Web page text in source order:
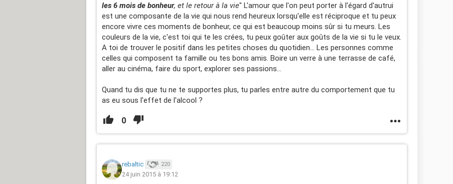
les 6 mois de bonheur, et le retour à la vie" L'amour que l'on peut porter à l'égard d'autrui
est une composante de la vie qui nous rend heureux lorsqu'elle est réciproque et tu peux
encore vivre ces moments de bonheur, ce qui est beaucoup moins sûr si tu meurs. Les
couleurs de la vie, c'est toi qui te les crées, tu peux goûter aux goûts de la vie si tu le veux.
A toi de trouver le positif dans les petites choses du quotidien... Les personnes comme
celles qui composent ta famille ou tes bons amis. Boire un verre à une terrasse de café,
aller au cinéma, faire du sport, explorer ses passions...
Quand tu dis que tu ne te supportes plus, tu parles entre autre du comportement que tu
as eu sous l'effet de l'alcool ?
0
rebaltic 220
24 juin 2015 à 19:12